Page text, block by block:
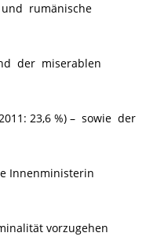
rumänische
der miserablen
23,6 %) – sowie der
Innenministerin
vorzugehen